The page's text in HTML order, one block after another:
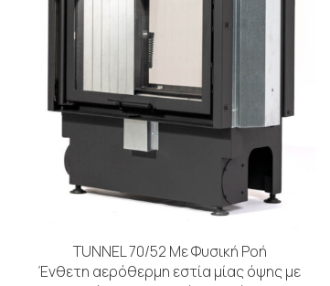
TUNNEL 70/52 Με Φυσική Ροή
Ένθετη αερόθερμη εστία μίας όψης με